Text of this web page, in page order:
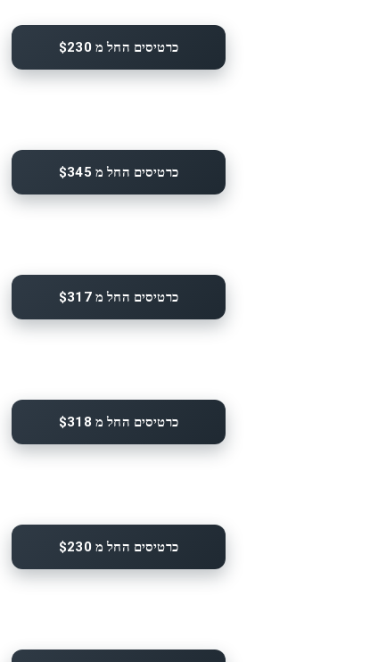
כרטיסים החל מ $230
כרטיסים החל מ $345
כרטיסים החל מ $317
כרטיסים החל מ $318
כרטיסים החל מ $230